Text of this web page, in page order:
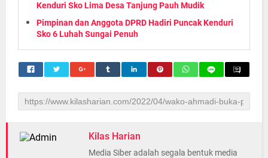
Kenduri Sko Lima Desa Tanjung Pauh Mudik
Pimpinan dan Anggota DPRD Hadiri Puncak Kenduri
Sko 6 Luhah Sungai Penuh
Kilas Harian
Media Siber adalah segala bentuk media